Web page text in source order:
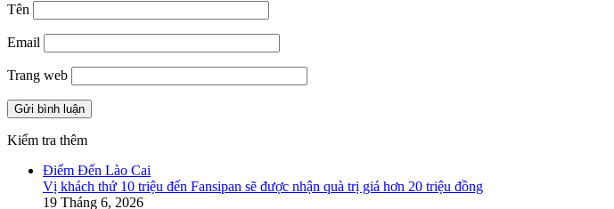
Tên
Email
Trang web
Kiểm tra thêm
Điểm Đến Lào Cai
Vị khách thứ 10 triệu đến Fansipan sẽ được nhận quà trị giá hơn 20 triệu đồng
19 Tháng 6, 2026